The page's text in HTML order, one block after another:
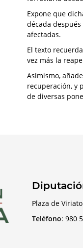
Expone que
década
afectadas.
El texto
vez más la
Asimismo,
recuperación, y
de diversas
Plaza de
Teléfono: 980